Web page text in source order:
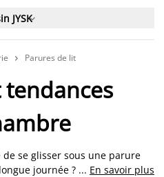
JYSK
 Parures de lit
se glisser sous une parure
journée ? Appréciez le
... En savoir plus